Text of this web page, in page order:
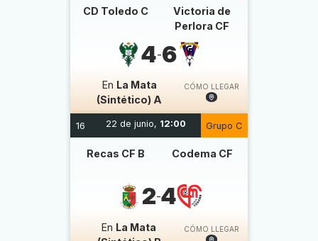
CD Toledo C
Victoria de
Perlora CF
4-6
En La Mata
(Sintético) A
CÓMO LLEGAR
16 22 de junio, 12:00 Grupo C
Recas CF B Codema CF
2-4
En La Mata
CÓMO LLEGAR